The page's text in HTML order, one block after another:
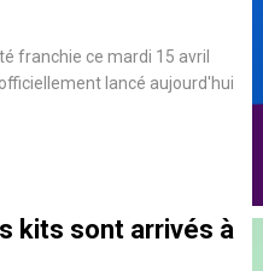
franchie ce mardi 15 avril
lancé aujourd'hui
kits sont arrivés à